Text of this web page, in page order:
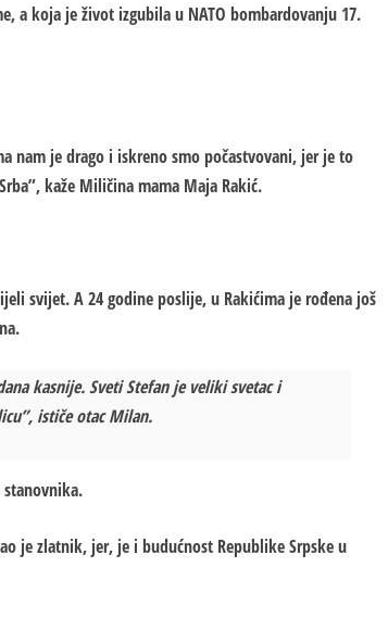
a koja je život izgubila u NATO bombardovanju 17.
nam je drago i iskreno smo počastvovani, jer je to
kaže Miličina mama Maja Rakić.
svijet. A 24 godine poslije, u Rakićima je rođena još
kasnije. Sveti Stefan je veliki svetac i
ističe otac Milan.
stanovnika.
je zlatnik, jer, je i budućnost Republike Srpske u